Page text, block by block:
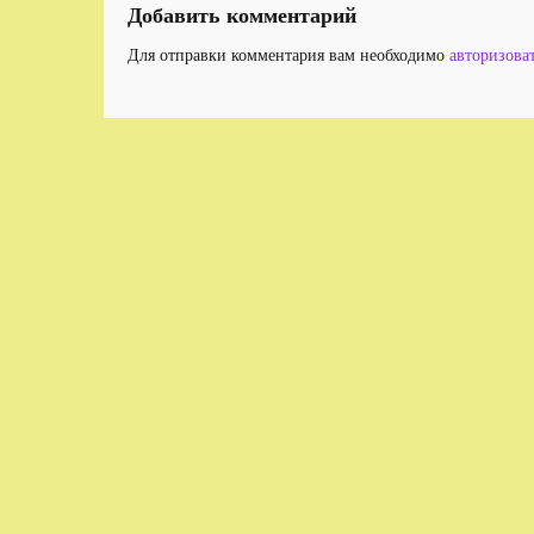
Добавить комментарий
Для отправки комментария вам необходимо